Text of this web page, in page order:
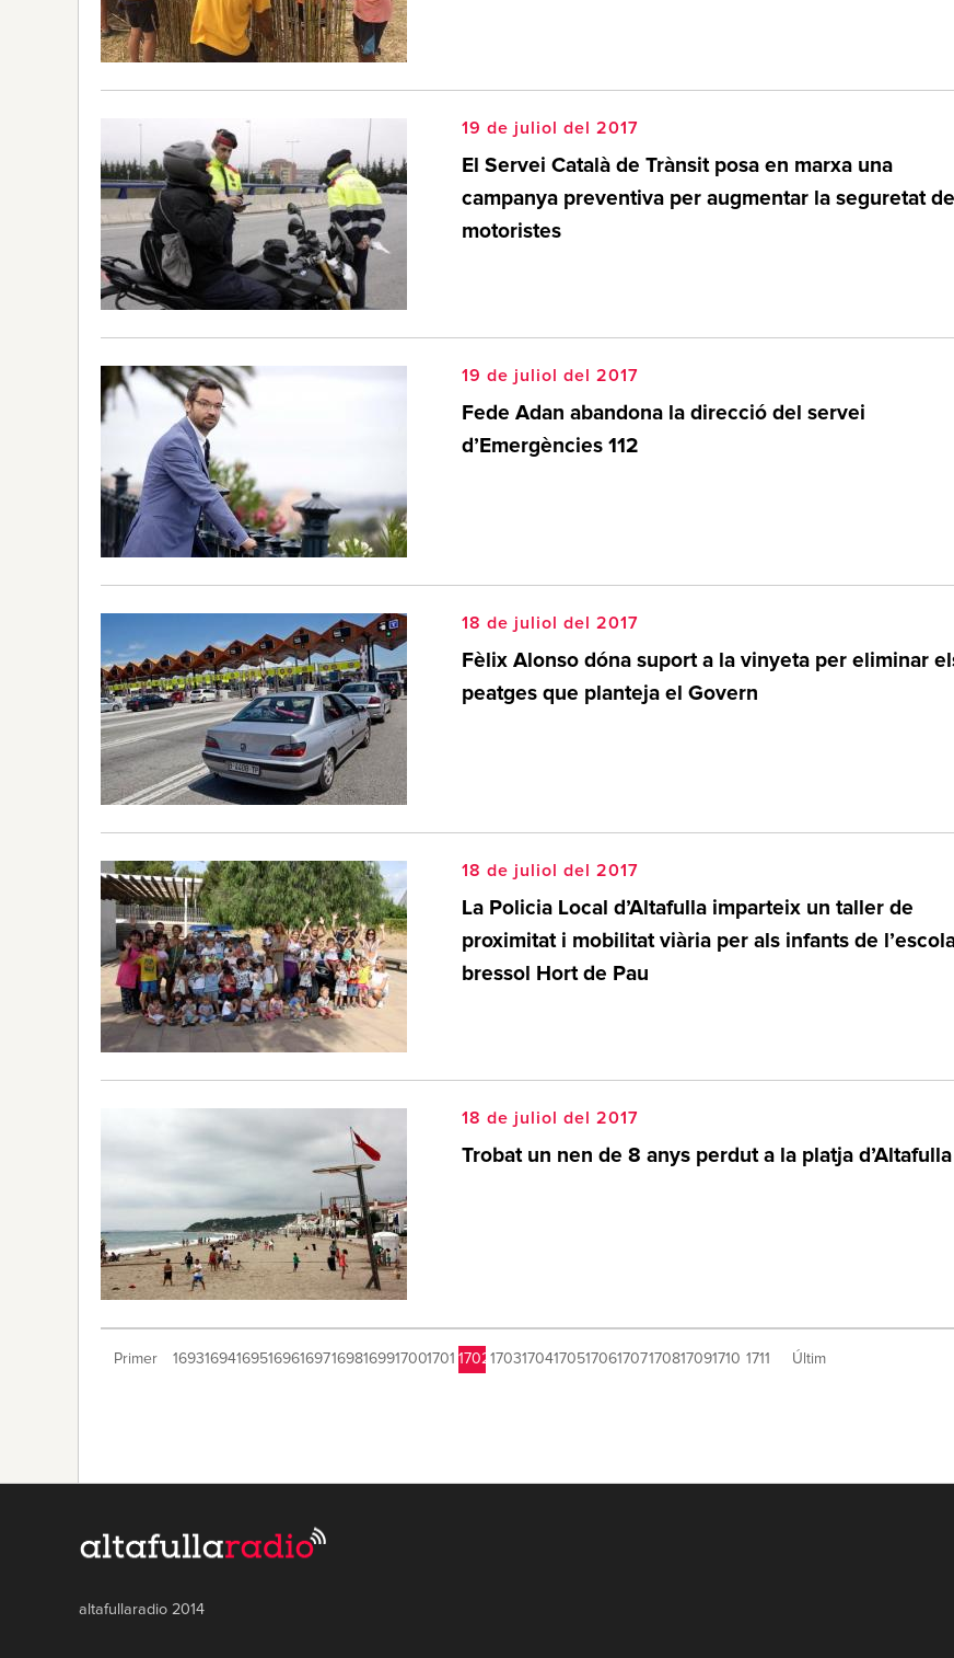
19 de juliol del 2017
El Servei Català de Trànsit posa en marxa una
campanya preventiva per augmentar la seguretat
motoristes
19 de juliol del 2017
Fede Adan abandona la direcció del servei
d’Emergències 112
18 de juliol del 2017
Fèlix Alonso dóna suport a la vinyeta per eliminar
peatges que planteja el Govern
18 de juliol del 2017
La Policia Local d’Altafulla imparteix un taller de
proximitat i mobilitat viària per als infants de
bressol Hort de Pau
18 de juliol del 2017
Trobat un nen de 8 anys perdut a la platja d’Altafulla
Primer 169316941695169616971698169917001701 1702 17031704170517061707170817091710 1711 Últim
altafullaradio 2014